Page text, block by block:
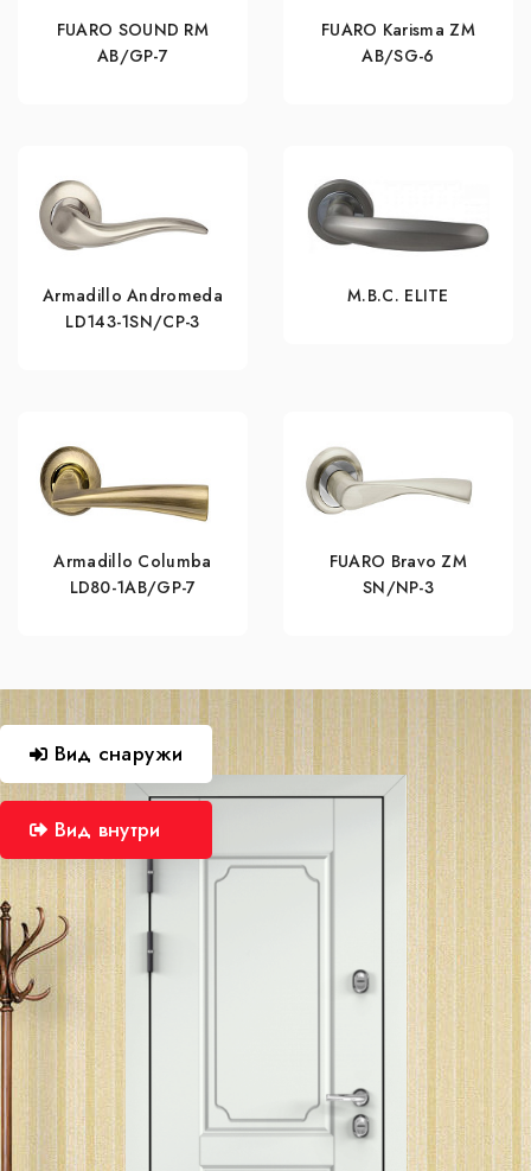
FUARO SOUND RM
AB/GP-7
FUARO Karisma ZM
AB/SG-6
Armadillo Andromeda
LD143-1SN/CP-3
M.B.C. ELITE
Armadillo Columba
LD80-1AB/GP-7
FUARO Bravo ZM
SN/NP-3
Вид снаружи
Вид внутри